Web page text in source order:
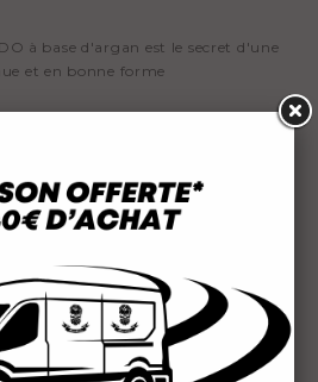
à base d'argan est le secret d'une
et en bonne forme
 AJOUTER AU PANIER